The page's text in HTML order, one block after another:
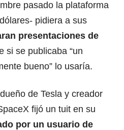
pasado la plataforma
pidiera a sus
presentaciones de
si se publicaba “un
bueno” lo usaría.
de Tesla y creador
fijó un tuit en su
por un usuario de